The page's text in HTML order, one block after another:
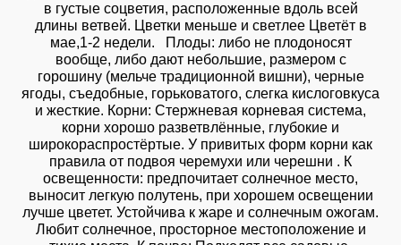
в густые соцветия, расположенные вдоль всей
длины ветвей. Цветки меньше и светлее Цветёт в
мае,1-2 недели. Плоды: либо не плодоносят
вообще, либо дают небольшие, размером с
горошину (мельче традиционной вишни), черные
ягоды, съедобные, горьковатого, слегка кислоговкуса
и жесткие. Корни: Стержневая корневая система,
корни хорошо разветвлённые, глубокие и
широкораспростёртые. У привитых форм корни как
правила от подвоя черемухи или черешни . К
освещенности: предпочитает солнечное место,
выносит легкую полутень, при хорошем освещении
лучше цветет. Устойчива к жаре и солнечным ожогам.
Любит солнечное, просторное местоположение и